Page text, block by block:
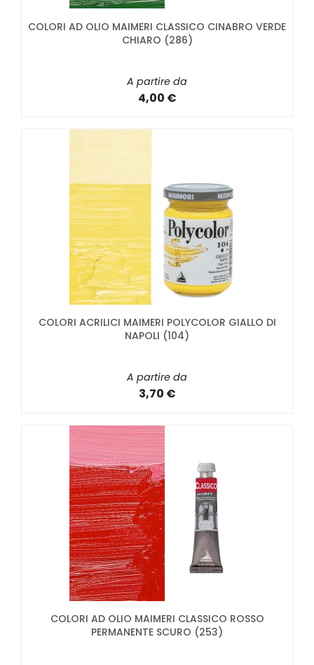
COLORI AD OLIO MAIMERI CLASSICO CINABRO VERDE
CHIARO (286)
A partire da
4,00 €
COLORI ACRILICI MAIMERI POLYCOLOR GIALLO DI
NAPOLI (104)
A partire da
3,70 €
COLORI AD OLIO MAIMERI CLASSICO ROSSO
PERMANENTE SCURO (253)